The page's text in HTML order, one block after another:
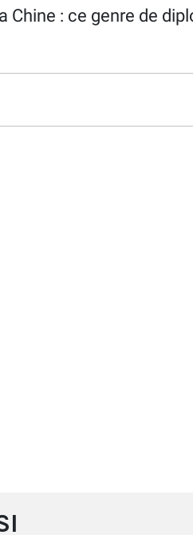
Chine : ce genre de